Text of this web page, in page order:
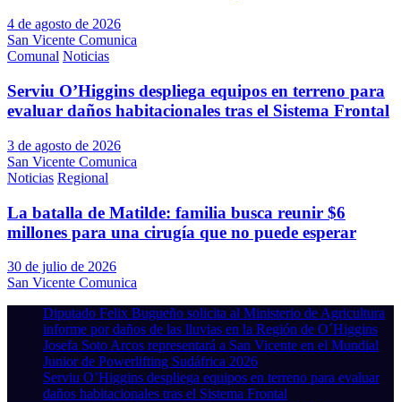
4 de agosto de 2026
San Vicente Comunica
Comunal Noticias
Serviu O’Higgins despliega equipos en terreno para
evaluar daños habitacionales tras el Sistema Frontal
3 de agosto de 2026
San Vicente Comunica
Noticias Regional
La batalla de Matilde: familia busca reunir $6
millones para una cirugía que no puede esperar
30 de julio de 2026
San Vicente Comunica
Diputado Felix Bugueño solicita al Ministerio de Agricultura
informe por daños de las lluvias en la Región de O´Higgins
Josefa Soto Arcos representará a San Vicente en el Mundial
Junior de Powerlifting Sudáfrica 2026
Serviu O’Higgins despliega equipos en terreno para evaluar
daños habitacionales tras el Sistema Frontal